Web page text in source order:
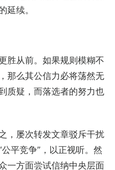
延续。
胜从前。如果规则模糊不
那么其公信力必将荡然无
质疑，而落选者的努力也
，屡次转发文章驳斥干扰
平竞争”，以正视听。然
一方面尝试信纳中央层面